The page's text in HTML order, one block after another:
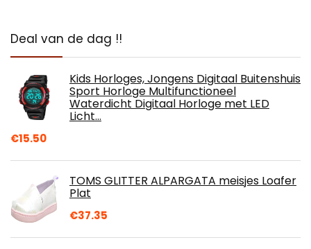
Deal van de dag !!
Kids Horloges, Jongens Digitaal Buitenshuis
Sport Horloge Multifunctioneel
Waterdicht Digitaal Horloge met LED
Licht…
€15.50
TOMS GLITTER ALPARGATA meisjes Loafer
Plat
€37.35